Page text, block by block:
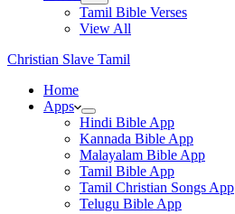
Tamil Bible Verses
View All
Christian Slave Tamil
Home
Apps
Hindi Bible App
Kannada Bible App
Malayalam Bible App
Tamil Bible App
Tamil Christian Songs App
Telugu Bible App